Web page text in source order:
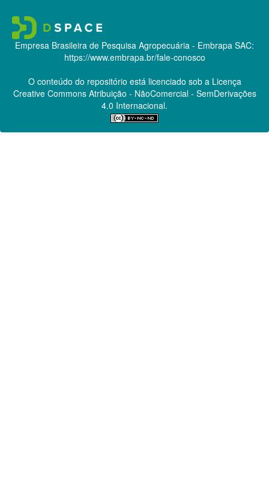
Empresa Brasileira de Pesquisa Agropecuária - Embrapa SAC:
https://www.embrapa.br/fale-conosco
O conteúdo do repositório está licenciado sob a Licença
Creative CommonsAtribuição - NãoComercial - SemDerivações
4.0 Internacional.